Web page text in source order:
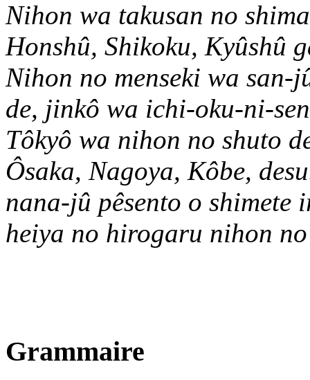
Nihon wa takusan no
Honshû, Shikoku, Kyûshû
Nihon no menseki wa san-
de, jinkô wa ichi-oku-ni-
Tôkyô wa nihon no shuto
Ôsaka, Nagoya, Kôbe,
nana-jû pêsento o shimete
heiya no hirogaru nihon
Grammaire